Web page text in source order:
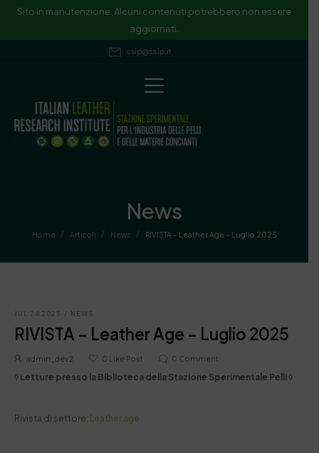
Sito in manutenzione. Alcuni contenuti potrebbero non essere
aggiornati.
ssip@ssip.it
News
Home / Articoli / News / RIVISTA – Leather Age – Luglio 2025
JUL 24 2025 / NEWS
RIVISTA – Leather Age – Luglio 2025
admin_dev2 0 Like Post 0 Comment
◊ Letture presso la Biblioteca della Stazione Sperimentale Pelli ◊
Rivista di settore: Leather age